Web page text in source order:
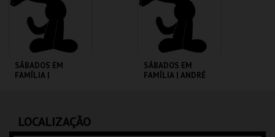
COMPRAR COMPRAR
SÁBADOS EM
FAMÍLIA |
SÁBADOS EM
FAMÍLIA | ANDRÉ
LOCALIZAÇÃO